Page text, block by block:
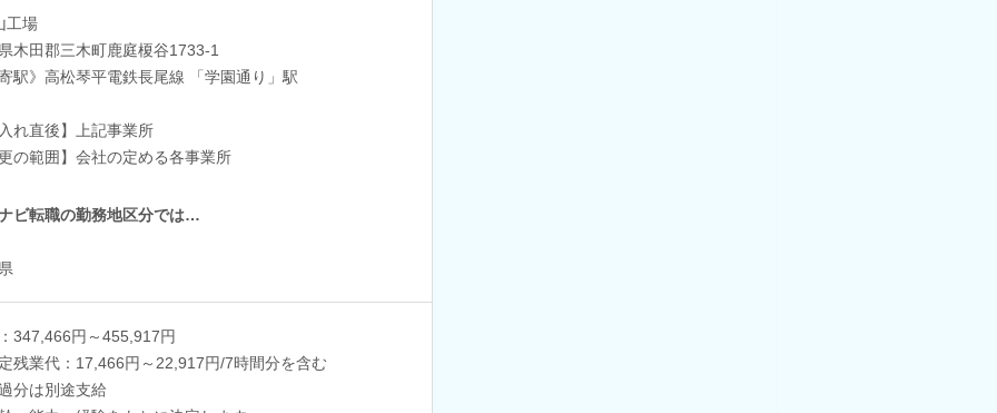
工場
木田郡三木町鹿庭榎谷1733-1
駅》高松琴平電鉄長尾線 「学園通り」駅
れ直後】上記事業所
の範囲】会社の定める各事業所
ビ転職の勤務地区分では…
347,466円～455,917円
残業代：17,466円～22,917円/7時間分を含む
は別途支給